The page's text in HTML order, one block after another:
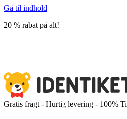
Gå til indhold
20 % rabat på alt!
Gratis fragt - Hurtig levering - 100%